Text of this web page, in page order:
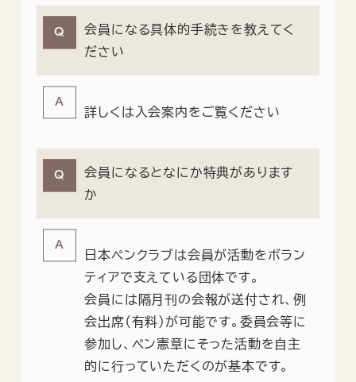
会員になる具体的手続きを教えてく
ださい
詳しくは入会案内をご覧ください
会員になるとなにか特典があります
か
日本ペンクラブは会員が活動をボラン
ティアで支えている団体です。
会員には隔月刊の会報が送付され、例
会出席（有料）が可能です。委員会等に
参加し、ペン憲章にそった活動を自主
的に行っていただくのが基本です。